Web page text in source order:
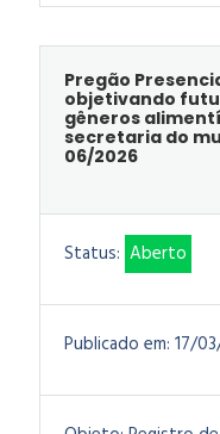
Pregão
objetivando
gêneros
secretaria do
06/2026
Status: Aberto
Publicado em: 17/